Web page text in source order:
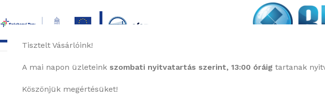
Tisztelt Vásárlóink!
A mai napon üzleteink szombati nyitvatartás szerint, 13:00 óráig tartanak
Köszönjük megértésüket!
főoldal termékek képgalériabemutatkozásüzleteink látványtervezés
Zuhany- és